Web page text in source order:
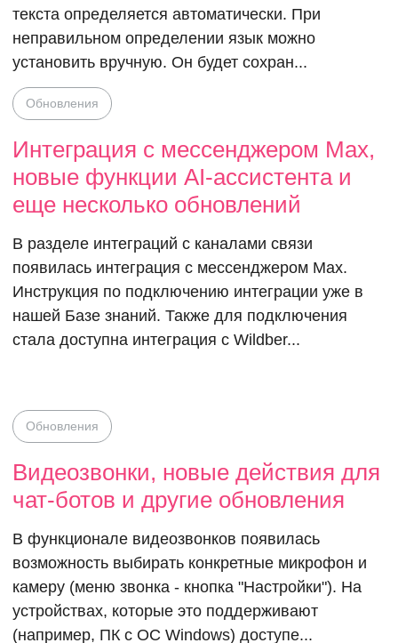
текста определяется автоматически. При
неправильном определении язык можно
установить вручную. Он будет сохран...
Обновления
Интеграция с мессенджером Max,
новые функции AI-ассистента и
еще несколько обновлений
В разделе интеграций с каналами связи
появилась интеграция с мессенджером Max.
Инструкция по подключению интеграции уже в
нашей Базе знаний. Также для подключения
стала доступна интеграция с Wildber...
Обновления
Видеозвонки, новые действия для
чат-ботов и другие обновления
В функционале видеозвонков появилась
возможность выбирать конкретные микрофон и
камеру (меню звонка - кнопка "Настройки"). На
устройствах, которые это поддерживают
(например, ПК с ОС Windows) доступе...